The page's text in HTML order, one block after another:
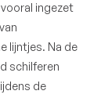
ingezet
lijntjes. Na de
schilferen
de